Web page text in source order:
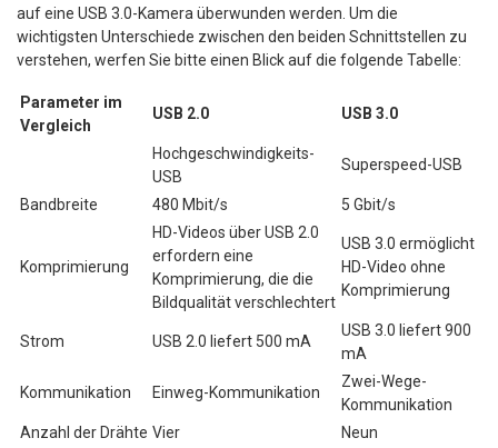
auf eine USB 3.0-Kamera überwunden werden. Um die
wichtigsten Unterschiede zwischen den beiden Schnittstellen zu
verstehen, werfen Sie bitte einen Blick auf die folgende Tabelle:
Parameter im
Vergleich
USB 2.0 USB 3.0
Hochgeschwindigkeits-
USB
Superspeed-USB
Bandbreite 480 Mbit/s 5 Gbit/s
Komprimierung
HD-Videos über USB 2.0
erfordern eine
Komprimierung, die die
Bildqualität verschlechtert
USB 3.0 ermöglicht
HD-Video ohne
Komprimierung
Strom USB 2.0 liefert 500 mA
USB 3.0 liefert 900
mA
Kommunikation Einweg-Kommunikation
Zwei-Wege-
Kommunikation
Anzahl der Drähte Vier
Neun